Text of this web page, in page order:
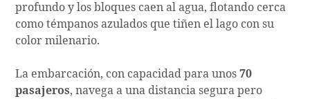
profundo y los bloques caen al agua, flotando cerca
como témpanos azulados que tiñen el lago con su
color milenario.
La embarcación, con capacidad para unos70
pasajeros, navega a una distancia segura pero